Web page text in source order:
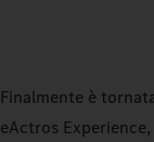
Finalmente è
eActros